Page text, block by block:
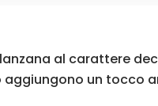
al carattere
aggiungono un tocco